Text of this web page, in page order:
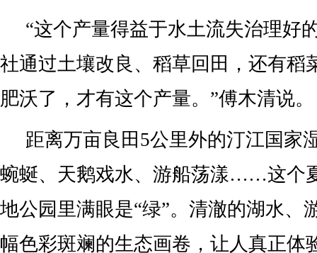
“这个产量得益于水土流失治理好
社通过土壤改良、稻草回田，还有稻
肥沃了，才有这个产量。”傅木清说。
距离万亩良田5公里外的汀江国家
蜿蜒、天鹅戏水、游船荡漾……这个
地公园里满眼是“绿”。清澈的湖水、
幅色彩斑斓的生态画卷，让人真正体